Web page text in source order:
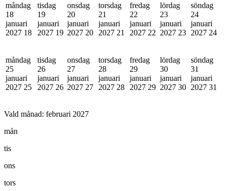
måndag
18
januari
2027 18
tisdag
19
januari
2027 19
onsdag
20
januari
2027 20
torsdag
21
januari
2027 21
fredag
22
januari
2027 22
lördag
23
januari
2027 23
söndag
24
januari
2027 24
måndag
25
januari
2027 25
tisdag
26
januari
2027 26
onsdag
27
januari
2027 27
torsdag
28
januari
2027 28
fredag
29
januari
2027 29
lördag
30
januari
2027 30
söndag
31
januari
2027 31
Vald månad: februari 2027
mån
tis
ons
tors